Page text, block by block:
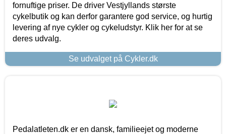
fornuftige priser. De driver Vestjyllands største
cykelbutik og kan derfor garantere god service, og hurtig
levering af nye cykler og cykeludstyr. Klik her for at se
deres udvalg.
Se udvalget på Cykler.dk
Pedalatleten.dk er en dansk, familieejet og moderne